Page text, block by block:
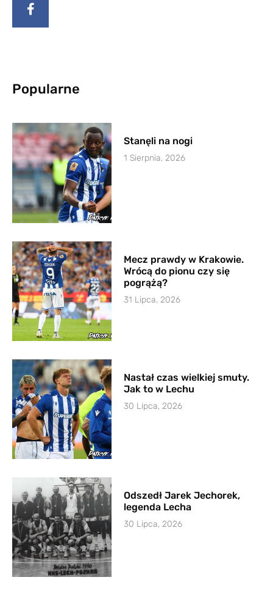
Popularne
Stanęli na nogi
1 Sierpnia, 2026
Mecz prawdy w Krakowie.
Wrócą do pionu czy się
pogrążą?
31 Lipca, 2026
Nastał czas wielkiej smuty.
Jak to w Lechu
30 Lipca, 2026
Odszedł Jarek Jechorek,
legenda Lecha
30 Lipca, 2026